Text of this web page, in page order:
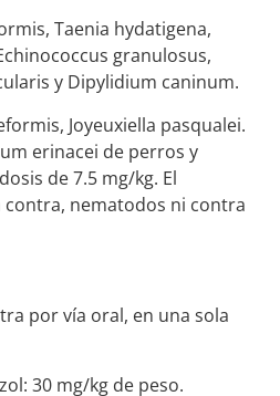
Taenia hydatigena,
granulosus,
y Dipylidium caninum.
Joyeuxiella pasqualei.
erinacei de perros y
de 7.5 mg/kg. El
nematodos ni contra
por vía oral, en una sola
30 mg/kg de peso.